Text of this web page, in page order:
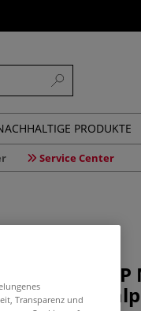
PRODUKTE
Service Center
Transparenz und